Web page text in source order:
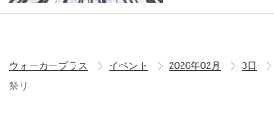
ウォーカープラス イベント 2026年02月 3日
祭り